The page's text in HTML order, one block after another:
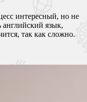
интересный, но не
английский язык,
так как сложно.